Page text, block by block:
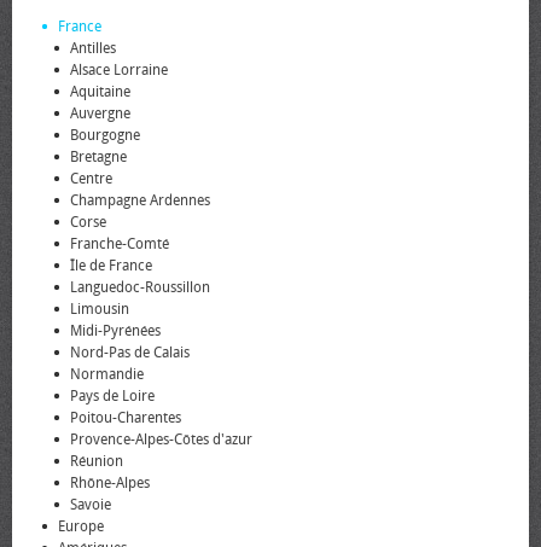
France
Antilles
Alsace Lorraine
Aquitaine
Auvergne
Bourgogne
Bretagne
Centre
Champagne Ardennes
Corse
Franche-Comté
Île de France
Languedoc-Roussillon
Limousin
Midi-Pyrénées
Nord-Pas de Calais
Normandie
Pays de Loire
Poitou-Charentes
Provence-Alpes-Côtes d'azur
Réunion
Rhône-Alpes
Savoie
Europe